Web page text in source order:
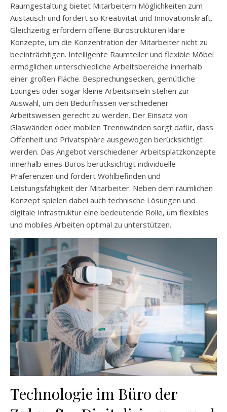
Raumgestaltung bietet Mitarbeitern Möglichkeiten zum
Austausch und fördert so Kreativität und Innovationskraft.
Gleichzeitig erfordern offene Bürostrukturen klare
Konzepte, um die Konzentration der Mitarbeiter nicht zu
beeinträchtigen. Intelligente Raumteiler und flexible Möbel
ermöglichen unterschiedliche Arbeitsbereiche innerhalb
einer großen Fläche. Besprechungsecken, gemütliche
Lounges oder sogar kleine Arbeitsinseln stehen zur
Auswahl, um den Bedürfnissen verschiedener
Arbeitsweisen gerecht zu werden. Der Einsatz von
Glaswänden oder mobilen Trennwänden sorgt dafür, dass
Offenheit und Privatsphäre ausgewogen berücksichtigt
werden. Das Angebot verschiedener Arbeitsplatzkonzepte
innerhalb eines Büros berücksichtigt individuelle
Präferenzen und fördert Wohlbefinden und
Leistungsfähigkeit der Mitarbeiter. Neben dem räumlichen
Konzept spielen dabei auch technische Lösungen und
digitale Infrastruktur eine bedeutende Rolle, um flexibles
und mobiles Arbeiten optimal zu unterstützen.
Technologie im Büro der